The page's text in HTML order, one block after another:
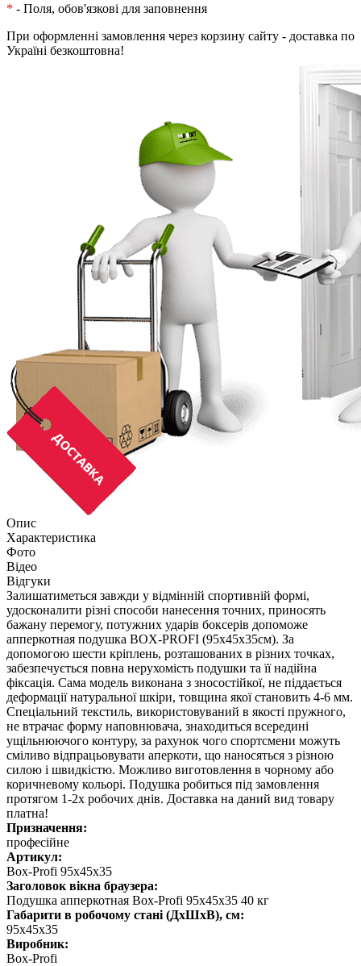
* - Поля, обов'язкові для заповнення
При оформленні замовлення через корзину сайту - доставка по
Україні безкоштовна!
Опис
Характеристика
Фото
Відео
Відгуки
Залишатиметься завжди у відмінній спортивній формі,
удосконалити різні способи нанесення точних, приносять
бажану перемогу, потужних ударів боксерів допоможе
апперкотная подушка BOX-PROFI (95х45х35см). За
допомогою шести кріплень, розташованих в різних точках,
забезпечується повна нерухомість подушки та її надійна
фіксація. Сама модель виконана з зносостійкої, не піддається
деформації натуральної шкіри, товщина якої становить 4-6 мм.
Спеціальний текстиль, використовуваний в якості пружного,
не втрачає форму наповнювача, знаходиться всередині
ущільнюючого контуру, за рахунок чого спортсмени можуть
сміливо відпрацьовувати аперкоти, що наносяться з різною
силою і швидкістю. Можливо виготовлення в чорному або
коричневому кольорі. Подушка робиться під замовлення
протягом 1-2х робочих днів. Доставка на даний вид товару
платна!
Призначення:
професійне
Артикул:
Box-Profi 95х45х35
Заголовок вікна браузера:
Подушка апперкотная Box-Profi 95х45х35 40 кг
Габарити в робочому стані (ДхШхВ), см:
95х45х35
Виробник:
Box-Profi